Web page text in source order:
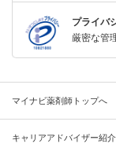
プライバ
厳密な管
マイナビ薬剤師トップへ
キャリアアドバイザー紹介